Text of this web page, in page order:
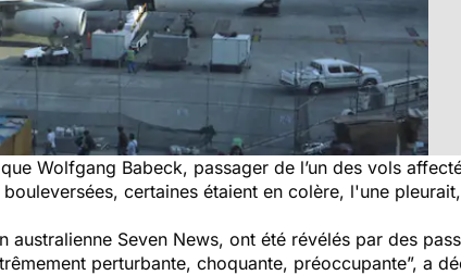
que Wolfgang Babeck, passager de l’un des vols
certaines étaient en colère, l'une
Seven News, ont été révélés par des
perturbante, choquante, préoccupante”, a